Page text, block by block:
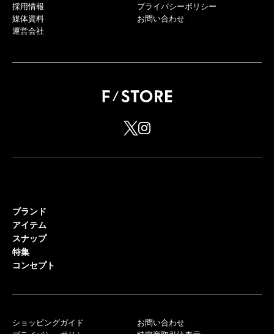
採用情報
媒体資料
運営会社
プライバシーポリシー
お問い合わせ
ブランド
アイテム
スナップ
特集
コンセプト
ショッピングガイド
お問い合わせ